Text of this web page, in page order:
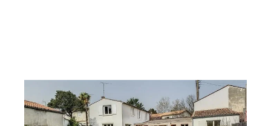
COGNAC 16
147 m2, 7 pièces
Ref : 3045